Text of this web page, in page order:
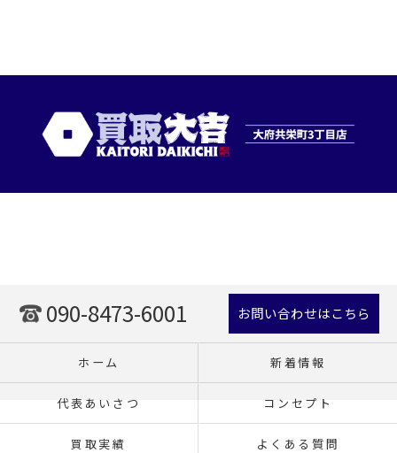
090-8473-6001 お問い合わせはこちら
ホーム 新着情報
代表あいさつ コンセプト
買取実績 よくある質問